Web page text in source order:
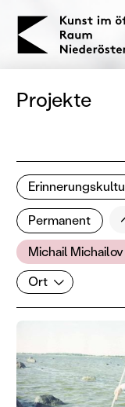
KOERNOE
Projekte
1 von 676 Projekten
Permanent
AkteurIn
Michail Michailov
OrtOrt
Ergebnisse
Filter